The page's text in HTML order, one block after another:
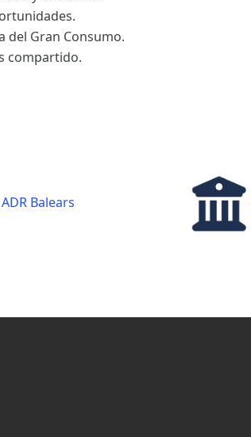
del Gran Consumo.
compartido.
Balears